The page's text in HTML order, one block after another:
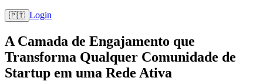
🇵🇹 Login
A Camada de Engajamento que
Transforma Qualquer Comunidade de
Startup em uma Rede Ativa